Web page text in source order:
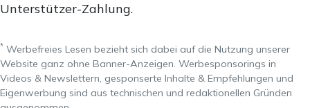
Unterstützer-Zahlung.
* Werbefreies Lesen bezieht sich dabei auf die Nutzung unserer
Website ganz ohne Banner-Anzeigen. Werbesponsorings in
Videos & Newslettern, gesponserte Inhalte & Empfehlungen und
Eigenwerbung sind aus technischen und redaktionellen Gründen